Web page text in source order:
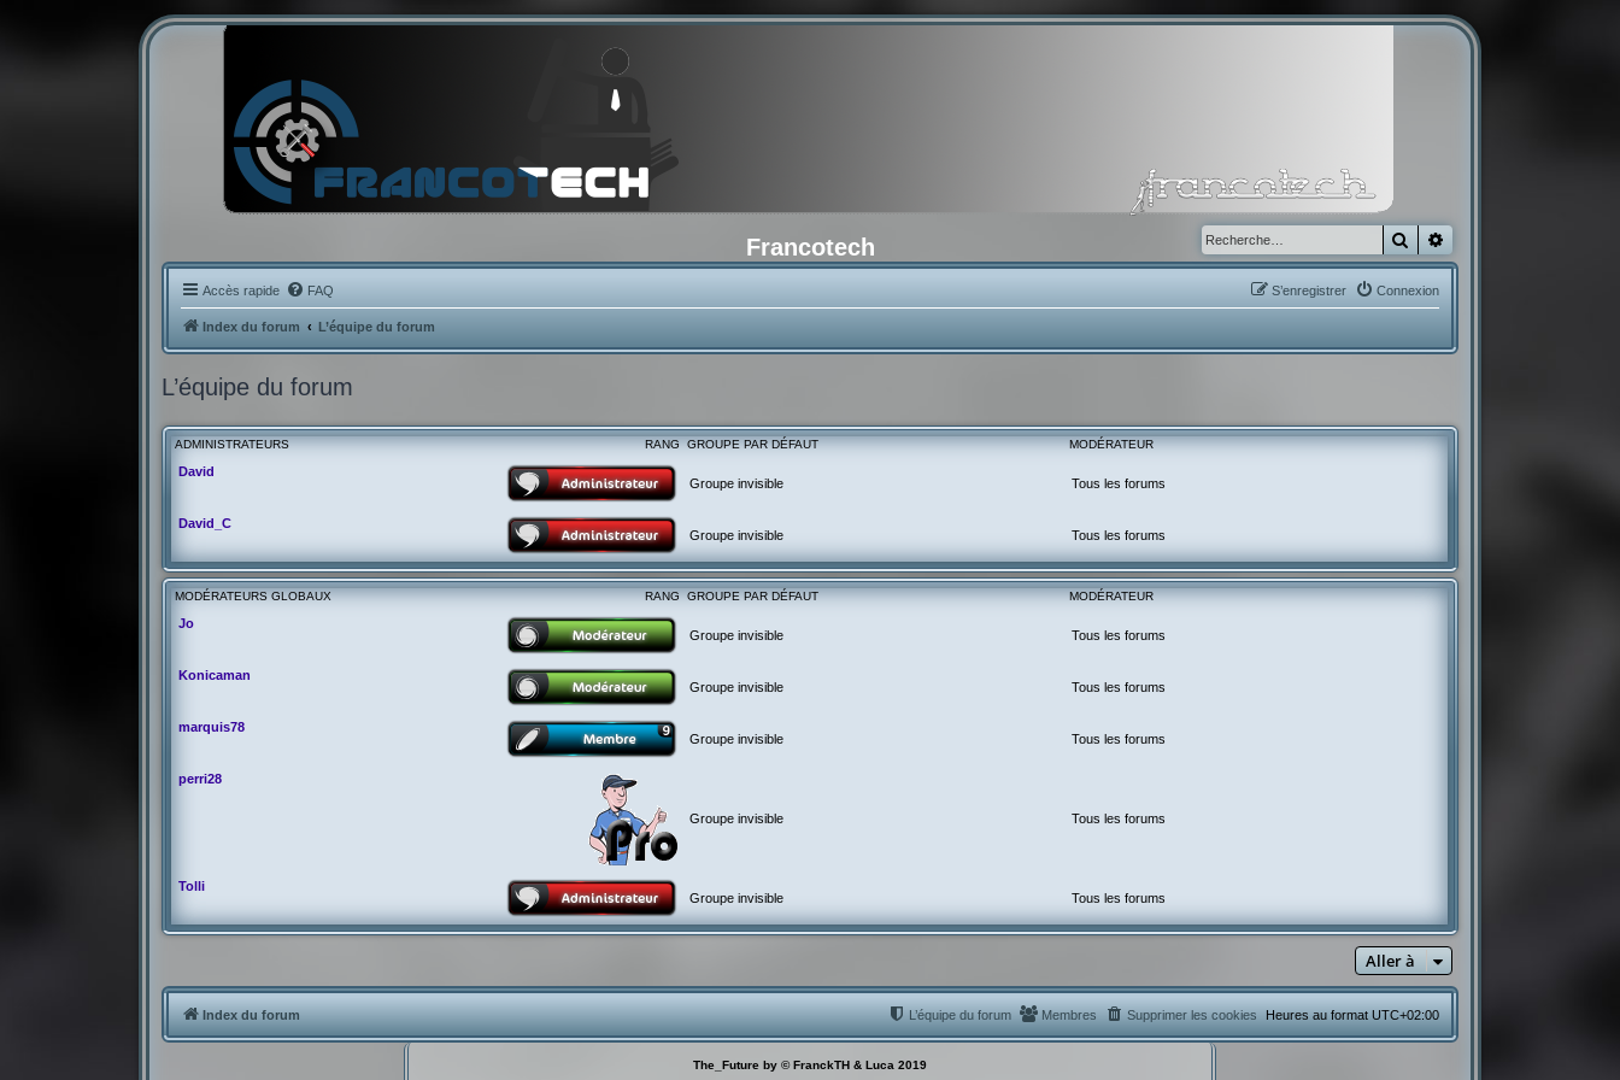
Francotech Rechercher
Accès rapide FAQ Connexion
S’enregistrer
Index du forum L’équipe du forum
L’équipe du forum
RANG
ADMINISTRATEURS GROUPE PAR DÉFAUT MODÉRATEUR
David
Groupe invisible
Tous les forums
David_C
Groupe invisible
Tous les forums
RANG
MODÉRATEURS GLOBAUX GROUPE PAR DÉFAUT MODÉRATEUR
Jo
Groupe invisible
Tous les forums
Konicaman
Groupe invisible
Tous les forums
marquis78
Groupe invisible
Tous les forums
perri28
Groupe invisible Tous les forums
Tolli
Groupe invisible
Tous les forums
Aller à
Index du forum Heures au format UTC+02:00
Supprimer les cookies
Membres
L’équipe du forum
The_Future by © FranckTH & Luca 2019